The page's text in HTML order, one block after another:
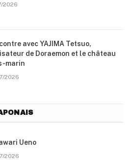
2026
avec YAJIMA Tetsuo,
de Doraemon et le château
marin
2026
Ueno
2026